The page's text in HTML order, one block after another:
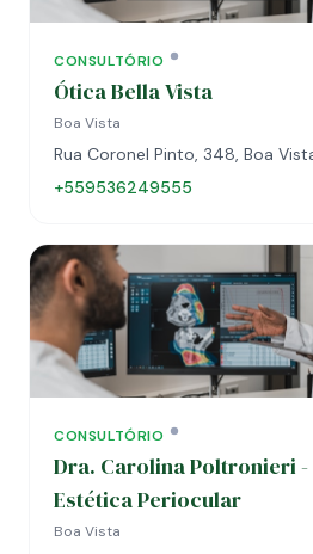
CONSULTÓRIO
Ótica Bella Vista
Boa Vista
Rua Coronel Pinto, 348, Boa
+559536249555
CONSULTÓRIO
Dra. Carolina Poltronieri
Estética Periocular
Boa Vista